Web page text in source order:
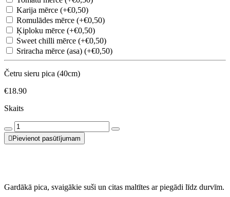
Karija mērce (+€0,50)
Romulādes mērce (+€0,50)
Ķiploku mērce (+€0,50)
Sweet chilli mērce (+€0,50)
Sriracha mērce (asa) (+€0,50)
Četru sieru pica (40cm)
€18.90
Skaits
Pievienot pasūtījumam
Gardākā pica, svaigākie suši un citas maltītes ar piegādi līdz durvīm.